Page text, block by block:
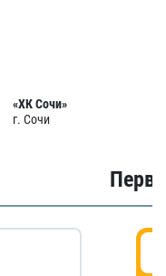
«ХК Сочи»
г. Сочи